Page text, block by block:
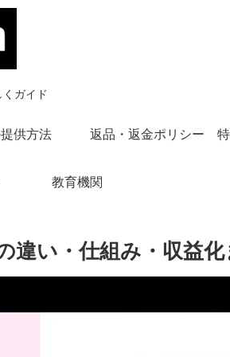
ガイド
供方法 返品・返金ポリシー
教育機関
違い・仕組み・収益化